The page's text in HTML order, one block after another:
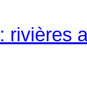
rivières